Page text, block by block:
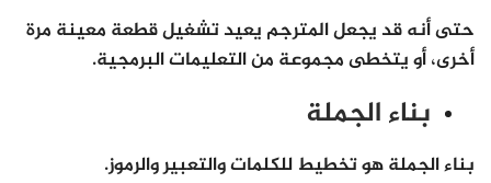
حتى أنه قد يجعل المترجم يعيد تشغيل قطعة معينة مرة
أخرى، أو يتخطى مجموعة من التعليمات البرمجية.
بناء الجملة
بناء الجملة هو تخطيط للكلمات والتعبير والرموز.